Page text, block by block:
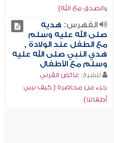
والصدق مع الله)
الفهرس: هديه
صلى الله عليه وسلم
مع الطفل عند الولادة ,
هدي النبي صلى الله عليه
وسلم مع الأطفال
للشيخ: عائض القرني
جزء من محاضرة ( كيف نربي
أطفالنا)